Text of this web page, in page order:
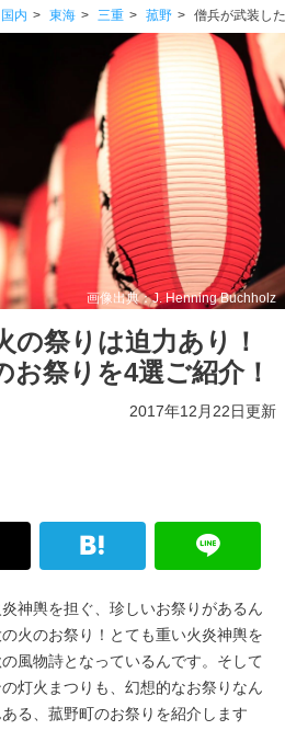
国内 東海 三重 菰野 僧兵が武装し
画像出典：J. Henning Buchholz
の祭りは迫力あり！
お祭りを4選ご紹介！
2017年12月22日更新
神輿を担ぐ、珍しいお祭りがあるん
火のお祭り！とても重い火炎神輿を
風物詩となっているんです。そして
灯火まつりも、幻想的なお祭りなん
る、菰野町のお祭りを紹介します